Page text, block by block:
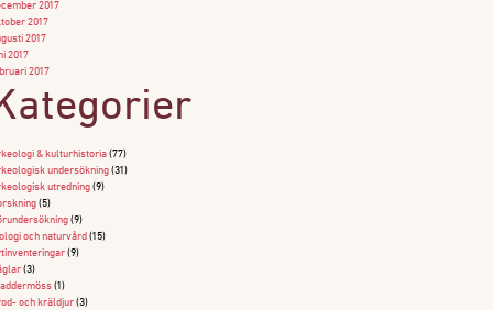
2017
2017
2017
2017
2017
& kulturhistoria(77)
undersökning(31)
utredning(9)
(5)
(9)
och naturvård (15)
(9)
(3)
(1)
och kräldjur(3)